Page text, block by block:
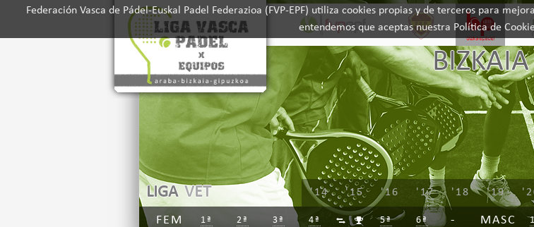
Federación Vasca de Pádel-Euskal Padel Federazioa (FVP-EPF) utiliza cookies propias y de terceros para
entendemos que aceptas nuestra Política de
BIZKAIA
LIGA VET '19
'18
'17
'16
'15
'14
FEM 1ª 2ª 3ª 4ª   5ª 6ª MASC